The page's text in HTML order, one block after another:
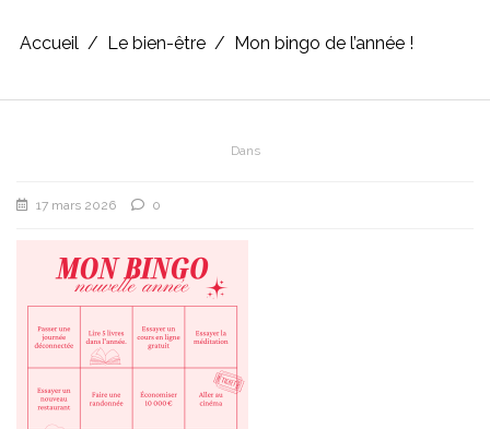
Accueil Le bien-être Mon bingo de l’année !
Dans
17 mars 2026 0